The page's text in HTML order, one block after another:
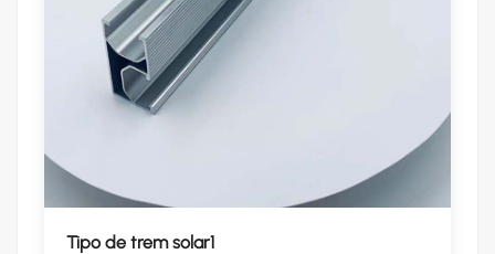
Tipo de trem solar1